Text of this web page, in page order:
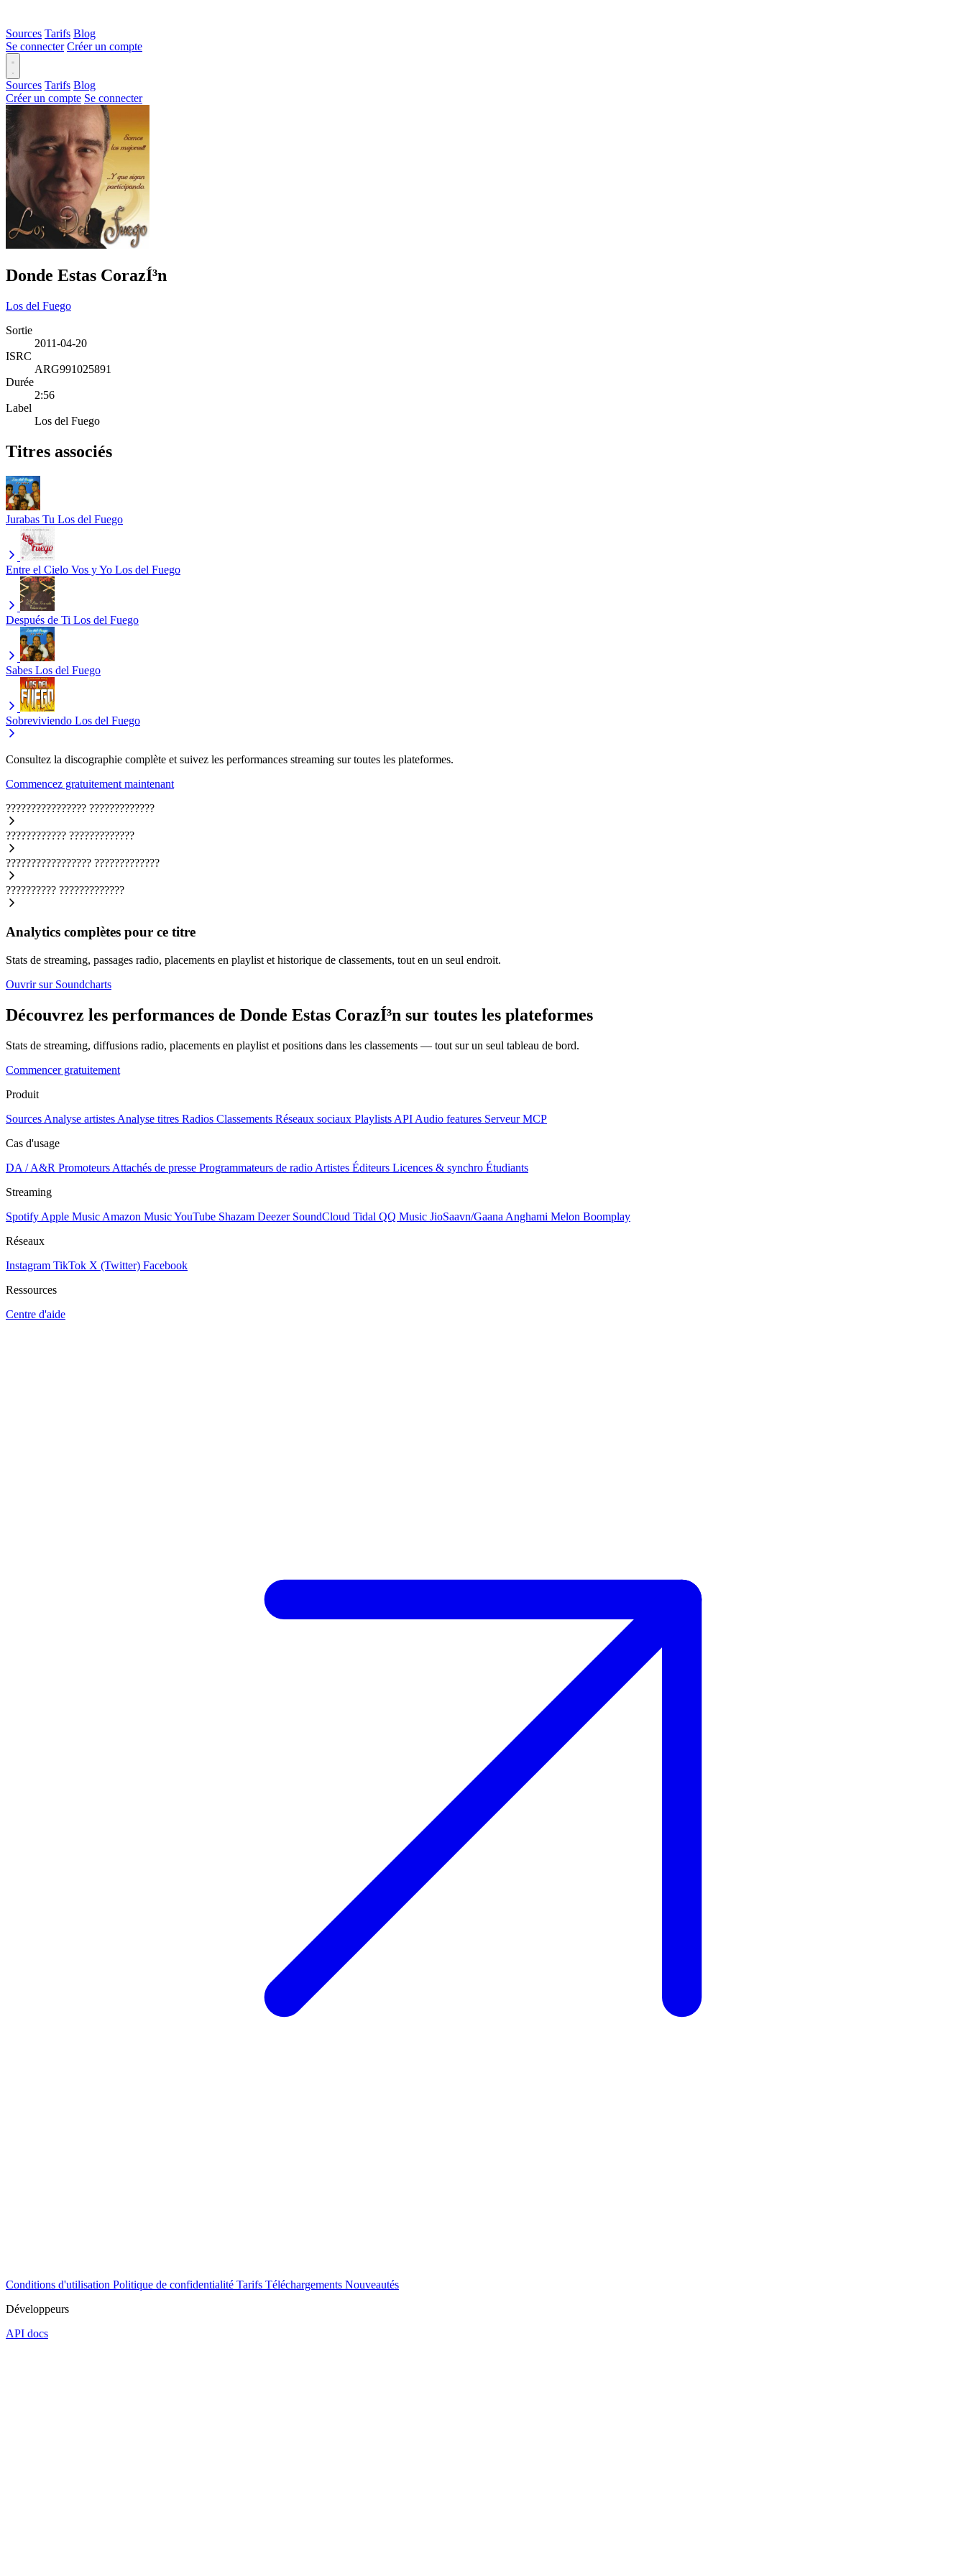
Sources Tarifs Blog
Se connecter Créer un compte
Sources Tarifs Blog
Créer un compte Se connecter
Donde Estas CorazÍ³n
Los del Fuego
Sortie
2011-04-20
ISRC
ARG991025891
Durée
2:56
Label
Los del Fuego
Titres associés
Jurabas Tu Los del Fuego
Entre el Cielo Vos y Yo Los del Fuego
Después de Ti Los del Fuego
Sabes Los del Fuego
Sobreviviendo Los del Fuego
Consultez la discographie complète et suivez les performances streaming sur toutes les plateformes.
Commencez gratuitement maintenant
???????????????? ?????????????
???????????? ?????????????
????????????????? ?????????????
?????????? ?????????????
Analytics complètes pour ce titre
Stats de streaming, passages radio, placements en playlist et historique de classements, tout en un seul endroit.
Ouvrir sur Soundcharts
Découvrez les performances de Donde Estas CorazÍ³n sur toutes les plateformes
Stats de streaming, diffusions radio, placements en playlist et positions dans les classements — tout sur un seul tableau de bord.
Commencer gratuitement
Produit
Sources Analyse artistes Analyse titres Radios Classements Réseaux sociaux Playlists API Audio features Serveur MCP
Cas d'usage
DA / A&R Promoteurs Attachés de presse Programmateurs de radio Artistes Éditeurs Licences & synchro Étudiants
Streaming
Spotify Apple Music Amazon MusicYouTube Shazam Deezer SoundCloud Tidal QQ Music JioSaavn/Gaana Anghami Melon Boomplay
Réseaux
Instagram TikTok X (Twitter) Facebook
Ressources
Centre d'aide
Conditions d'utilisation Politique de confidentialité Tarifs Téléchargements Nouveautés
Développeurs
API docs